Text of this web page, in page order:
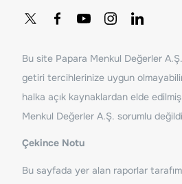
Bu site Papara Menkul Değerler
getiri tercihlerinize uygun
halka açık kaynaklardan elde
Menkul Değerler A.Ş. sorumlu
Çekince Notu
Bu sayfada yer alan raporlar